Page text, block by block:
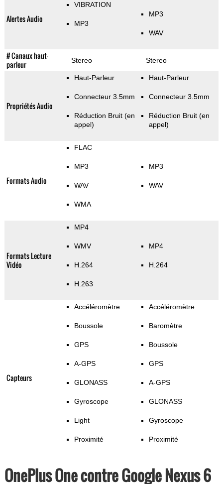
Alertes Audio
VIBRATION
MP3
MP3
WAV
# Canaux haut-
parleur
Stereo Stereo
Propriétés Audio
Haut-Parleur
Connecteur 3.5mm
Réduction Bruit (en
appel)
Haut-Parleur
Connecteur 3.5mm
Réduction Bruit (en
appel)
Formats Audio
FLAC
MP3
WAV
WMA
MP3
WAV
Formats Lecture
Vidéo
MP4
WMV
H.264
H.263
MP4
H.264
Capteurs
Accéléromètre
Boussole
GPS
A-GPS
GLONASS
Gyroscope
Light
Proximité
Accéléromètre
Baromètre
Boussole
GPS
A-GPS
GLONASS
Gyroscope
Proximité
OnePlus One contre Google Nexus 6